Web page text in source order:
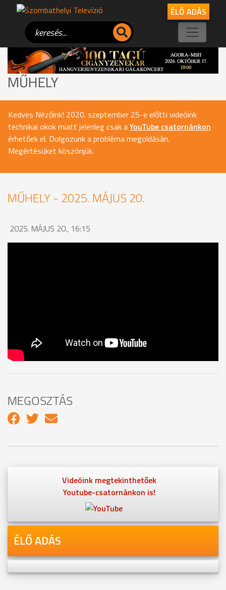
ÉLŐ ADÁS
MŰHELY
Kedves Nézőink! 2020. szeptember 25-e előtti videóink
technikai okok miatt jelenleg csak aYouTube csatornánkon
érhetőek el. Dolgozunk a probléma megoldásán.
Megértésüket köszönjük.
MŰHELY - 2025. MÁJUS 20.
2025. MÁJUS 20., 16:15
MEGOSZTÁS
Videóink megtekinthetőek
Youtube-csatornánkon is!
ÉLŐ ADÁS